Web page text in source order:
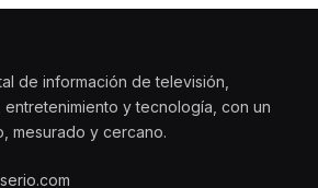
de información de televisión,
y tecnología, con un
mesurado y cercano.